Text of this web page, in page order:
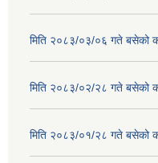
मिति २०८३/०३/०६ गते बसेको
मिति २०८३/०२/२८ गते बसेको
मिति २०८३/०१/२८ गते बसेको